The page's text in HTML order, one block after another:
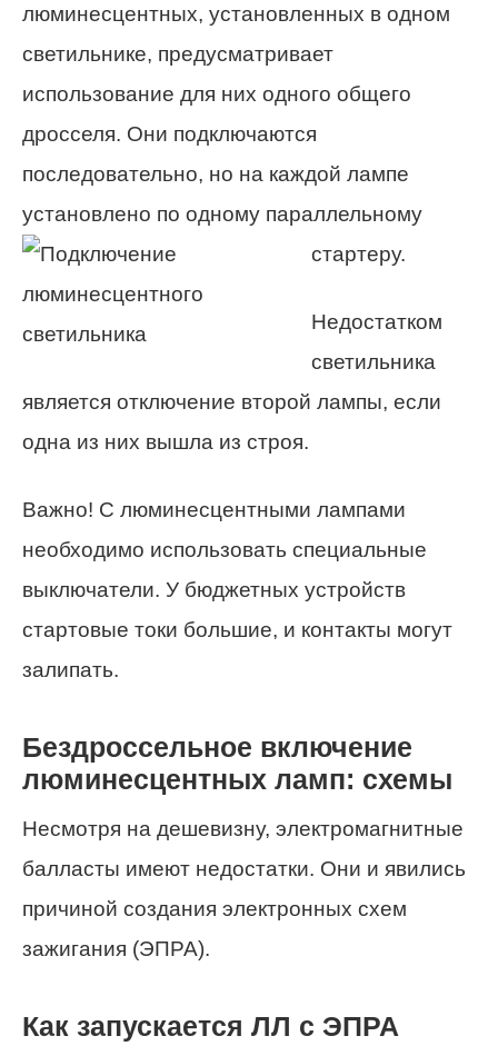
люминесцентных, установленных в одном
светильнике, предусматривает
использование для них одного общего
дросселя. Они подключаются
последовательно, но на каждой лампе
установлено по одному параллельному
стартеру.
Недостатком
светильника
является отключение второй лампы, если
одна из них вышла из строя.
Важно! С люминесцентными лампами
необходимо использовать специальные
выключатели. У бюджетных устройств
стартовые токи большие, и контакты могут
залипать.
Бездроссельное включение
люминесцентных ламп: схемы
Несмотря на дешевизну, электромагнитные
балласты имеют недостатки. Они и явились
причиной создания электронных схем
зажигания (ЭПРА).
Как запускается ЛЛ с ЭПРА